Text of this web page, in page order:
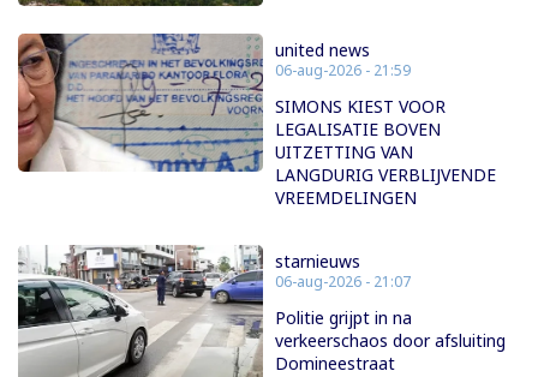
united news
06-aug-2026 - 21:59
SIMONS KIEST VOOR
LEGALISATIE BOVEN
UITZETTING VAN
LANGDURIG VERBLIJVENDE
VREEMDELINGEN
starnieuws
06-aug-2026 - 21:07
Politie grijpt in na
verkeerschaos door afsluiting
Domineestraat